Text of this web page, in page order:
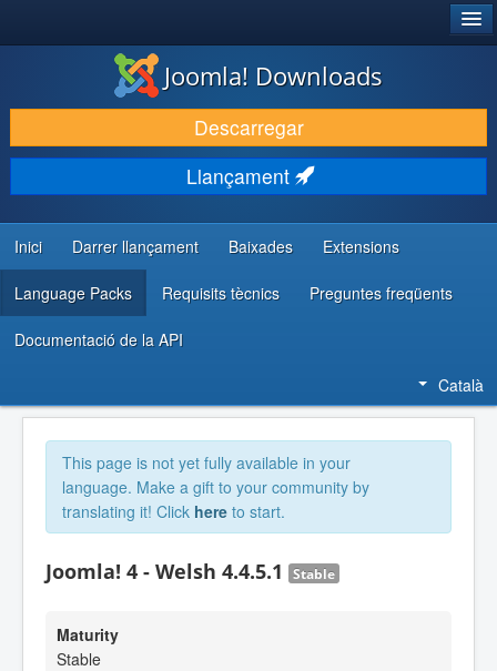
DESCARREGA & AMPLIA
DESCOBRIR & APRENDRE
COMUNITAT & SUPORT
RECURSOS PER DESENVOLUPADORS/ES
Joomla! Downloads
Descarregar
Llançament
Inici Darrer llançament Baixades Extensions
Language Packs Requisits tècnics Preguntes freqüents
Documentació de la API
Català
This page is not yet fully available in your
language. Make a gift to your community by
translating it! Click here to start.
Joomla! 4 - Welsh 4.4.5.1 Stable
Maturity
Stable